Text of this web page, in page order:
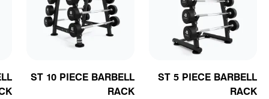
ST 5 PIECE BARBELL
RACK
ST 10 PIECE BARBELL
RACK